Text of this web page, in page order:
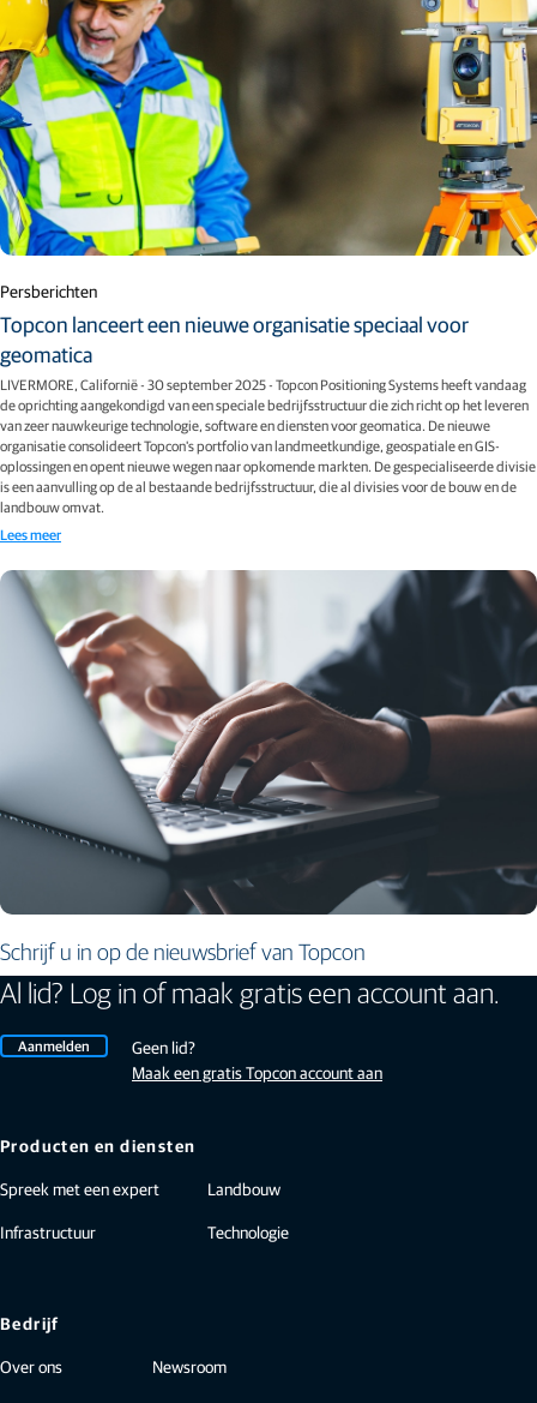
Persberichten
Topcon lanceert een nieuwe organisatie speciaal voor
geomatica
LIVERMORE, Californië - 30 september 2025 - Topcon Positioning Systems heeft vandaag
de oprichting aangekondigd van een speciale bedrijfsstructuur die zich richt op het leveren
van zeer nauwkeurige technologie, software en diensten voor geomatica. De nieuwe
organisatie consolideert Topcon's portfolio van landmeetkundige, geospatiale en GIS-
oplossingen en opent nieuwe wegen naar opkomende markten. De gespecialiseerde divisie
is een aanvulling op de al bestaande bedrijfsstructuur, die al divisies voor de bouw en de
landbouw omvat.
Lees meer
Schrijf u in op de nieuwsbrief van Topcon
Al lid? Log in of maak gratis een account aan.
Aanmelden
Geen lid?
Maak een gratis Topcon account aan
Producten en diensten
Spreek met een expert
Infrastructuur
Landbouw
Technologie
Bedrijf
Over ons
Newsroom